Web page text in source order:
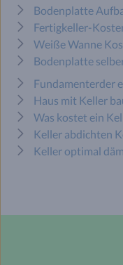
Bodenplatte
Fertigkeller-
Weiße Wanne
Bodenplatte
Fundamenterder
Haus mit Keller
Was kostet ein
Keller abdichten
Keller optimal